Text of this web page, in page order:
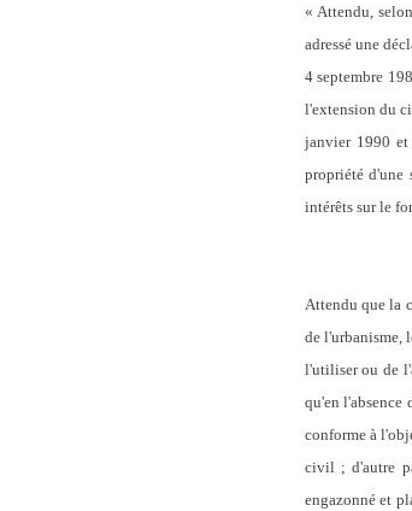
« Attendu,
adressé une
4 septembre
l'extension du
janvier 1990 et
propriété d'une
intérêts sur le
Attendu que la
de l'urbanisme,
l'utiliser ou de
qu'en l'absence
conforme à
civil ; d'autre
engazonné et